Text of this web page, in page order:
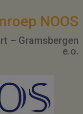
NOOS
– Gramsbergen
e.o.